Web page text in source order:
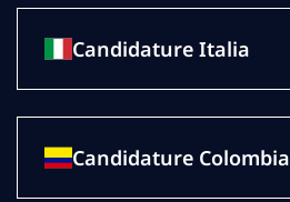
Candidature Italia
Candidature Colombia